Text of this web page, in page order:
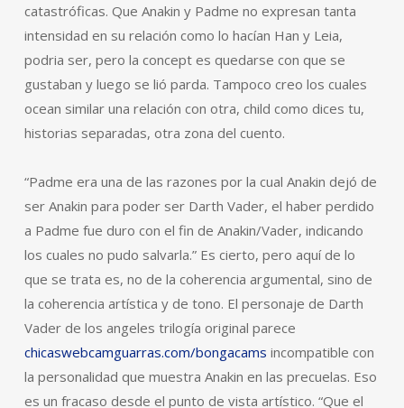
catastróficas. Que Anakin y Padme no expresan tanta
intensidad en su relación como lo hacían Han y Leia,
podria ser, pero la concept es quedarse con que se
gustaban y luego se lió parda. Tampoco creo los cuales
ocean similar una relación con otra, child como dices tu,
historias separadas, otra zona del cuento.
“Padme era una de las razones por la cual Anakin dejó de
ser Anakin para poder ser Darth Vader, el haber perdido
a Padme fue duro con el fin de Anakin/Vader, indicando
los cuales no pudo salvarla.” Es cierto, pero aquí de lo
que se trata es, no de la coherencia argumental, sino de
la coherencia artística y de tono. El personaje de Darth
Vader de los angeles trilogía original parece
chicaswebcamguarras.com/bongacams incompatible con
la personalidad que muestra Anakin en las precuelas. Eso
es un fracaso desde el punto de vista artístico. “Que el